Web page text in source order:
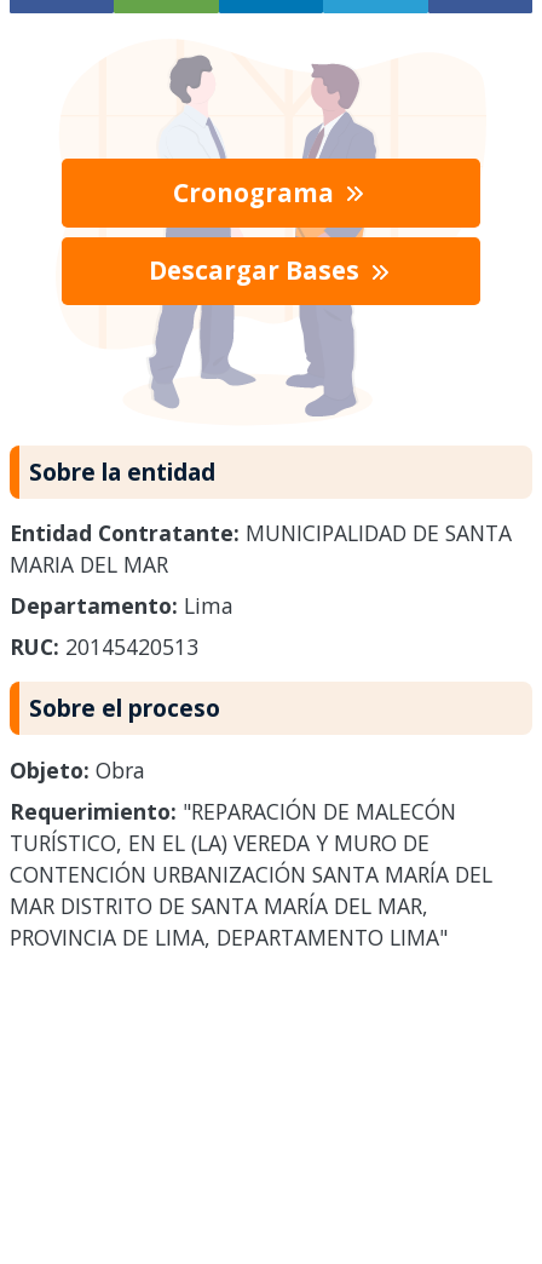
Cronograma
Descargar Bases
Sobre la entidad
Entidad Contratante: MUNICIPALIDAD DE SANTA
MARIA DEL MAR
Departamento: Lima
RUC: 20145420513
Sobre el proceso
Objeto: Obra
Requerimiento: "REPARACIÓN DE MALECÓN
TURÍSTICO, EN EL (LA) VEREDA Y MURO DE
CONTENCIÓN URBANIZACIÓN SANTA MARÍA DEL
MAR DISTRITO DE SANTA MARÍA DEL MAR,
PROVINCIA DE LIMA, DEPARTAMENTO LIMA"